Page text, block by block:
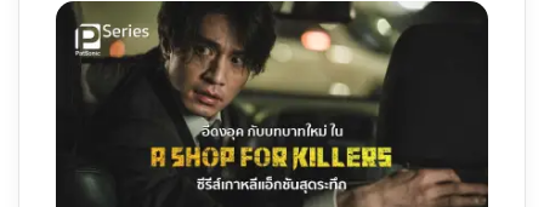
ตึง
ใน
The
Pope's
โป๊
ตา
ลี
บัน..ไป
ช่วย
เพื่อน